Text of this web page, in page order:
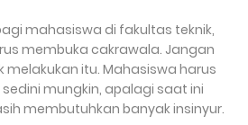
mahasiswa di fakultas teknik,
membuka cakrawala. Jangan
melakukan itu. Mahasiswa harus
mungkin, apalagi saat ini
membutuhkan banyak insinyur.